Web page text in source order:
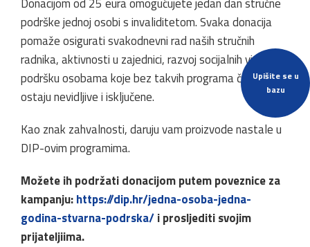
Upišite se u
bazu
Donacijom od 25 eura omogućujete jedan dan stručne
podrške jednoj osobi s invaliditetom. Svaka donacija
pomaže osigurati svakodnevni rad naših stručnih
radnika, aktivnosti u zajednici, razvoj socijalnih vještina i
podršku osobama koje bez takvih programa često
ostaju nevidljive i isključene.
Kao znak zahvalnosti, daruju vam proizvode nastale u
DIP-ovim programima.
Možete ih podržati donacijom putem poveznice za
kampanju:https://dip.hr/jedna-osoba-jedna-
godina-stvarna-podrska/i prosljediti svojim
prijateljiima.